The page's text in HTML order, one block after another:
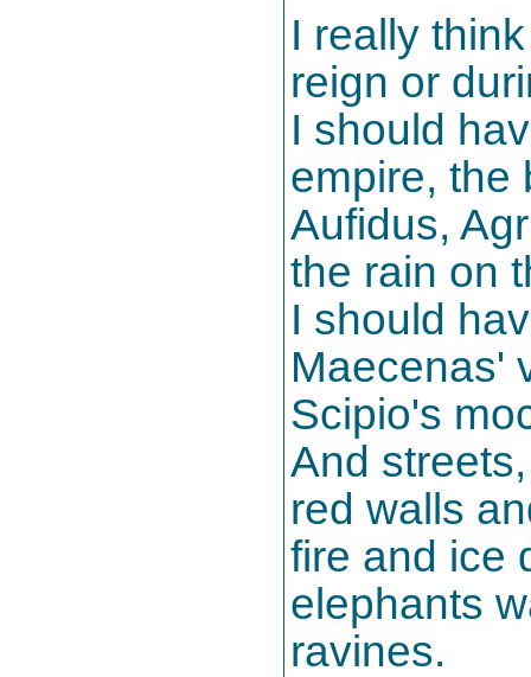
I really
reign or
I should
empire, the
Aufidus,
the rain on
I should
Maecenas'
Scipio's
And
red walls
fire and ice
elephants
ravines.